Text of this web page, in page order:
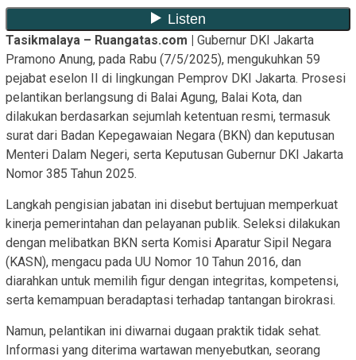
Tasikmalaya – Ruangatas.com | Gubernur DKI Jakarta
Pramono Anung, pada Rabu (7/5/2025), mengukuhkan 59
pejabat eselon II di lingkungan Pemprov DKI Jakarta. Prosesi
pelantikan berlangsung di Balai Agung, Balai Kota, dan
dilakukan berdasarkan sejumlah ketentuan resmi, termasuk
surat dari Badan Kepegawaian Negara (BKN) dan keputusan
Menteri Dalam Negeri, serta Keputusan Gubernur DKI Jakarta
Nomor 385 Tahun 2025.
Langkah pengisian jabatan ini disebut bertujuan memperkuat
kinerja pemerintahan dan pelayanan publik. Seleksi dilakukan
dengan melibatkan BKN serta Komisi Aparatur Sipil Negara
(KASN), mengacu pada UU Nomor 10 Tahun 2016, dan
diarahkan untuk memilih figur dengan integritas, kompetensi,
serta kemampuan beradaptasi terhadap tantangan birokrasi.
Namun, pelantikan ini diwarnai dugaan praktik tidak sehat.
Informasi yang diterima wartawan menyebutkan, seorang